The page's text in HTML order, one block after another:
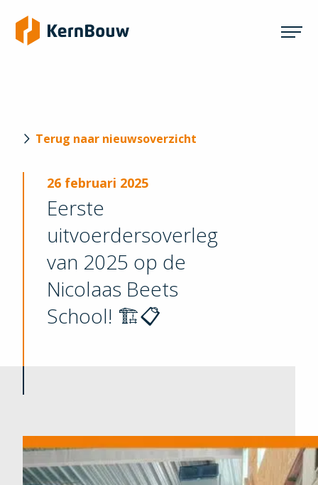
26 februari 2025
Eerste
uitvoerdersoverleg
van 2025 op de
Nicolaas Beets
School! 🏗️📋
Terug naar nieuwsoverzicht